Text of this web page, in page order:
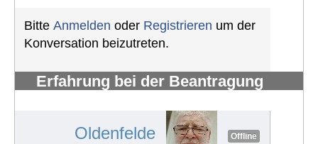
Bitte Anmelden oder Registrieren um der
Konversation beizutreten.
Erfahrung bei der Beantragung
Oldenfelde Offline